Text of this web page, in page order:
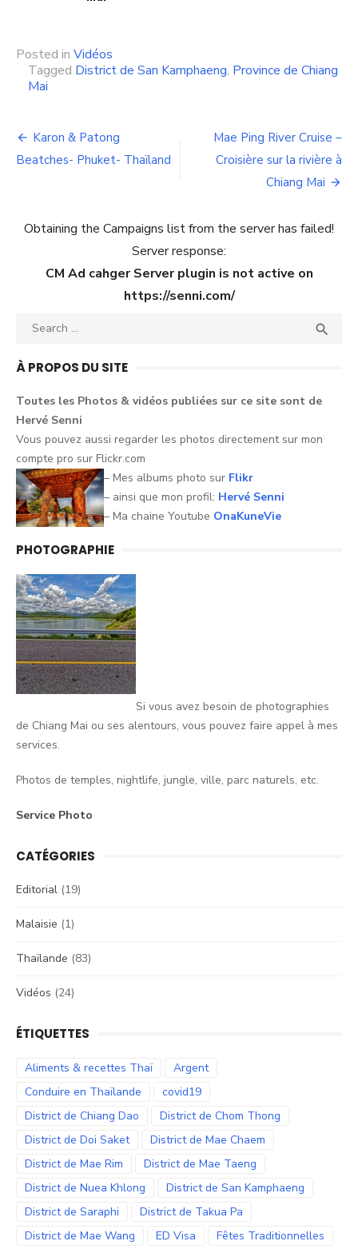
Posted in Vidéos
Tagged District de San Kamphaeng, Province de Chiang
Mai
Navigation
de
Karon & Patong
Beatches- Phuket- Thaïland
Mae Ping River Cruise –
Croisière sur la rivière à
Chiang Mai
Obtaining the Campaigns list from the server has failed!
Server response:
CM Ad cahger Server plugin is not active on
https://senni.com/
Search

À PROPOS DU SITE
Toutes les Photos & vidéos publiées sur ce site sont de
Hervé Senni
Vous pouvez aussi regarder les photos directement sur mon
compte pro sur Flickr.com
– Mes albums photo sur Flikr
– ainsi que mon profil: Hervé Senni
– Ma chaine Youtube OnaKuneVie
PHOTOGRAPHIE
Si vous avez besoin de photographies
de Chiang Mai ou ses alentours, vous pouvez faire appel à mes
services.
Photos de temples, nightlife, jungle, ville, parc naturels, etc.
Service Photo
CATÉGORIES
Editorial (19)
Malaisie (1)
Thaïlande (83)
Vidéos (24)
ÉTIQUETTES
Aliments & recettes Thaï
Argent
Conduire en Thaïlande
covid19
District de Chiang Dao
District de Chom Thong
District de Doi Saket
District de Mae Chaem
District de Mae Rim
District de Mae Taeng
District de Nuea Khlong
District de San Kamphaeng
District de Saraphi
District de Takua Pa
District de Mae Wang
ED Visa
Fêtes Traditionnelles